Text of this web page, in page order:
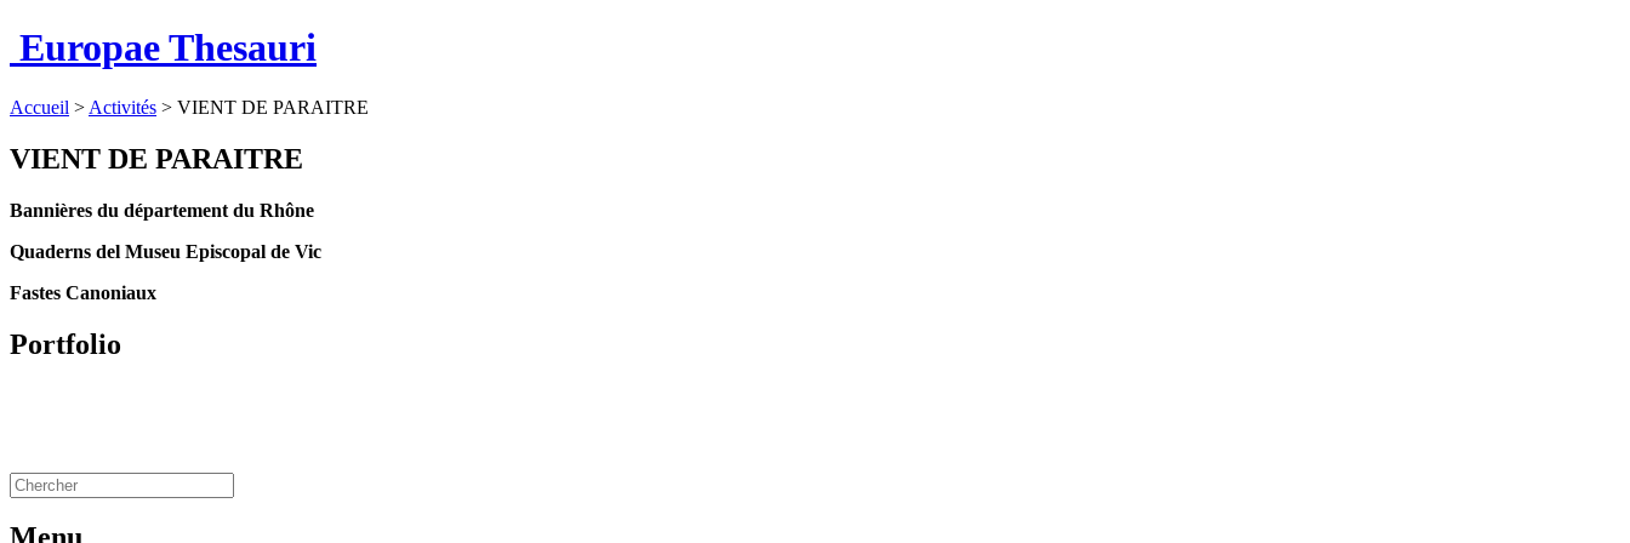
Europae Thesauri
Accueil > Activités > VIENT DE PARAITRE
VIENT DE PARAITRE
Bannières du département du Rhône
Quaderns del Museu Episcopal de Vic
Fastes Canoniaux
Portfolio